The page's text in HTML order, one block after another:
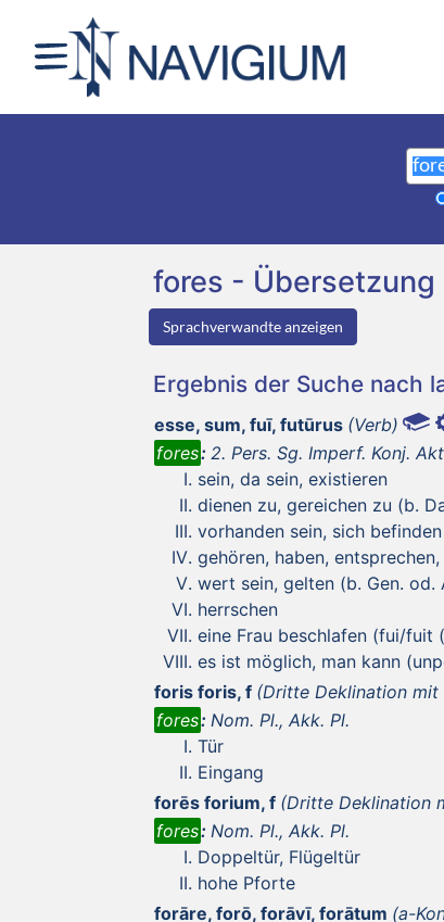
fores -
Sprachverwandte anzeigen
Ergebnis der Suche nach
esse, sum, fuī, futūrus (Verb)
fores: 2. Pers. Sg. Imperf. Konj.
sein, da sein, existieren
dienen zu, gereichen zu (b.
vorhanden sein, sich befinden
gehören, haben,
wert sein, gelten (b. Gen. od.
herrschen
eine Frau beschlafen (fui/fuit
es ist möglich, man kann
foris foris, f (Dritte Deklination mit
fores: Nom. Pl., Akk. Pl.
Tür
Eingang
forēs forium, f (Dritte Deklination
fores: Nom. Pl., Akk. Pl.
Doppeltür, Flügeltür
hohe Pforte
forāre, forō, forāvī, forātum (a-